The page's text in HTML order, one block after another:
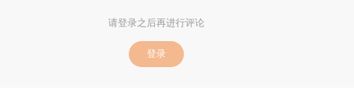
请登录之后再进行评论
登录